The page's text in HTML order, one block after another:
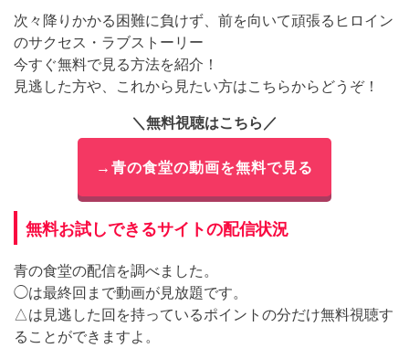
次々降りかかる困難に負けず、前を向いて頑張るヒロイン
のサクセス・ラブストーリー
今すぐ無料で見る方法を紹介！
見逃した方や、これから見たい方はこちらからどうぞ！
＼無料視聴はこちら／
→青の食堂の動画を無料で見る
無料お試しできるサイトの配信状況
青の食堂の配信を調べました。
◯は最終回まで動画が見放題です。
△は見逃した回を持っているポイントの分だけ無料視聴す
ることができますよ。